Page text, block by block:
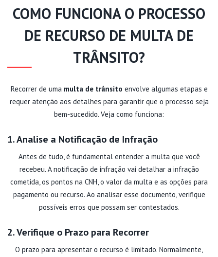
COMO FUNCIONA O PROCESSO
DE RECURSO DE MULTA DE
TRÂNSITO?
Recorrer de uma multa de trânsito envolve algumas etapas e
requer atenção aos detalhes para garantir que o processo seja
bem-sucedido. Veja como funciona:
1. Analise a Notificação de Infração
Antes de tudo, é fundamental entender a multa que você
recebeu. A notificação de infração vai detalhar a infração
cometida, os pontos na CNH, o valor da multa e as opções para
pagamento ou recurso. Ao analisar esse documento, verifique
possíveis erros que possam ser contestados.
2. Verifique o Prazo para Recorrer
O prazo para apresentar o recurso é limitado. Normalmente,